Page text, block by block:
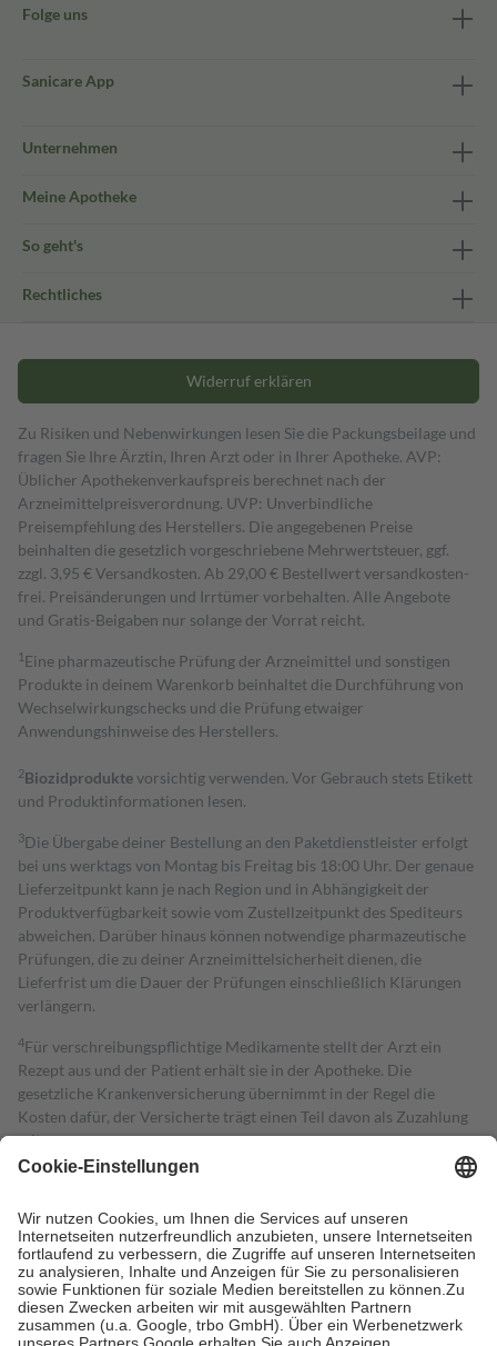
Folge uns
Sanicare App
Unternehmen
Meine Apotheke
So geht's
Rechtliches
Widerruf erklären
Zu Risiken und Nebenwirkungen lesen Sie die Packungsbeilage und
fragen Sie Ihre Ärztin, Ihren Arzt oder in Ihrer Apotheke. AVP:
Üblicher Apothekenverkaufspreis berechnet nach der
Arzneimittelpreisverordnung. UVP: Unverbindliche
Preisempfehlung des Herstellers. Die angegebenen Preise
beinhalten die gesetzlich vorgeschriebene Mehrwertsteuer, ggf.
zzgl. 3,95 € Versandkosten. Ab 29,00 € Bestell­wert versand­kosten­
frei. Preisänderungen und Irrtümer vorbehalten. Alle Angebote
und Gratis-Beigaben nur solange der Vorrat reicht.
1 Eine pharmazeutische Prüfung der Arzneimittel und sonstigen
Produkte in deinem Warenkorb beinhaltet die Durchführung von
Wechselwirkungschecks und die Prüfung etwaiger
Anwendungshinweise des Herstellers.
2Biozidproduktevorsichtig verwenden. Vor Gebrauch stets Etikett
und Produktinformationen lesen.
3Die Übergabe deiner Bestellung an den Paketdienstleister erfolgt
bei uns werktags von Montag bis Freitag bis 18:00 Uhr. Der genaue
Lieferzeitpunkt kann je nach Region und in Abhängigkeit der
Produktverfügbarkeit sowie vom Zustellzeitpunkt des Spediteurs
abweichen. Darüber hinaus können notwendige pharmazeutische
Prüfungen, die zu deiner Arzneimittelsicherheit dienen, die
Lieferfrist um die Dauer der Prüfungen einschließlich Klärungen
verlängern.
4Für verschreibungspflichtige Medikamente stellt der Arzt ein
Rezept aus und der Patient erhält sie in der Apotheke. Die
gesetzliche Krankenversicherung übernimmt in der Regel die
Kosten dafür, der Versicherte trägt einen Teil davon als Zuzahlung
mit.
Grundsätzlich leisten Mitglieder Zuzahlungen in Höhe von zehn
höchstens zehn Euro.
Es sind jedoch nie mehr als die tatsächlichen
Kosten der Leistung zu entrichten.
Diese Regeln gelten grundsätzlich auch für Online-Apotheken.
Bei Heilmitteln und häuslicher Krankenpflege beträgt die
Zuzahlung zehn Prozent der Kosten sowie zehn Euro je
Verordnung.